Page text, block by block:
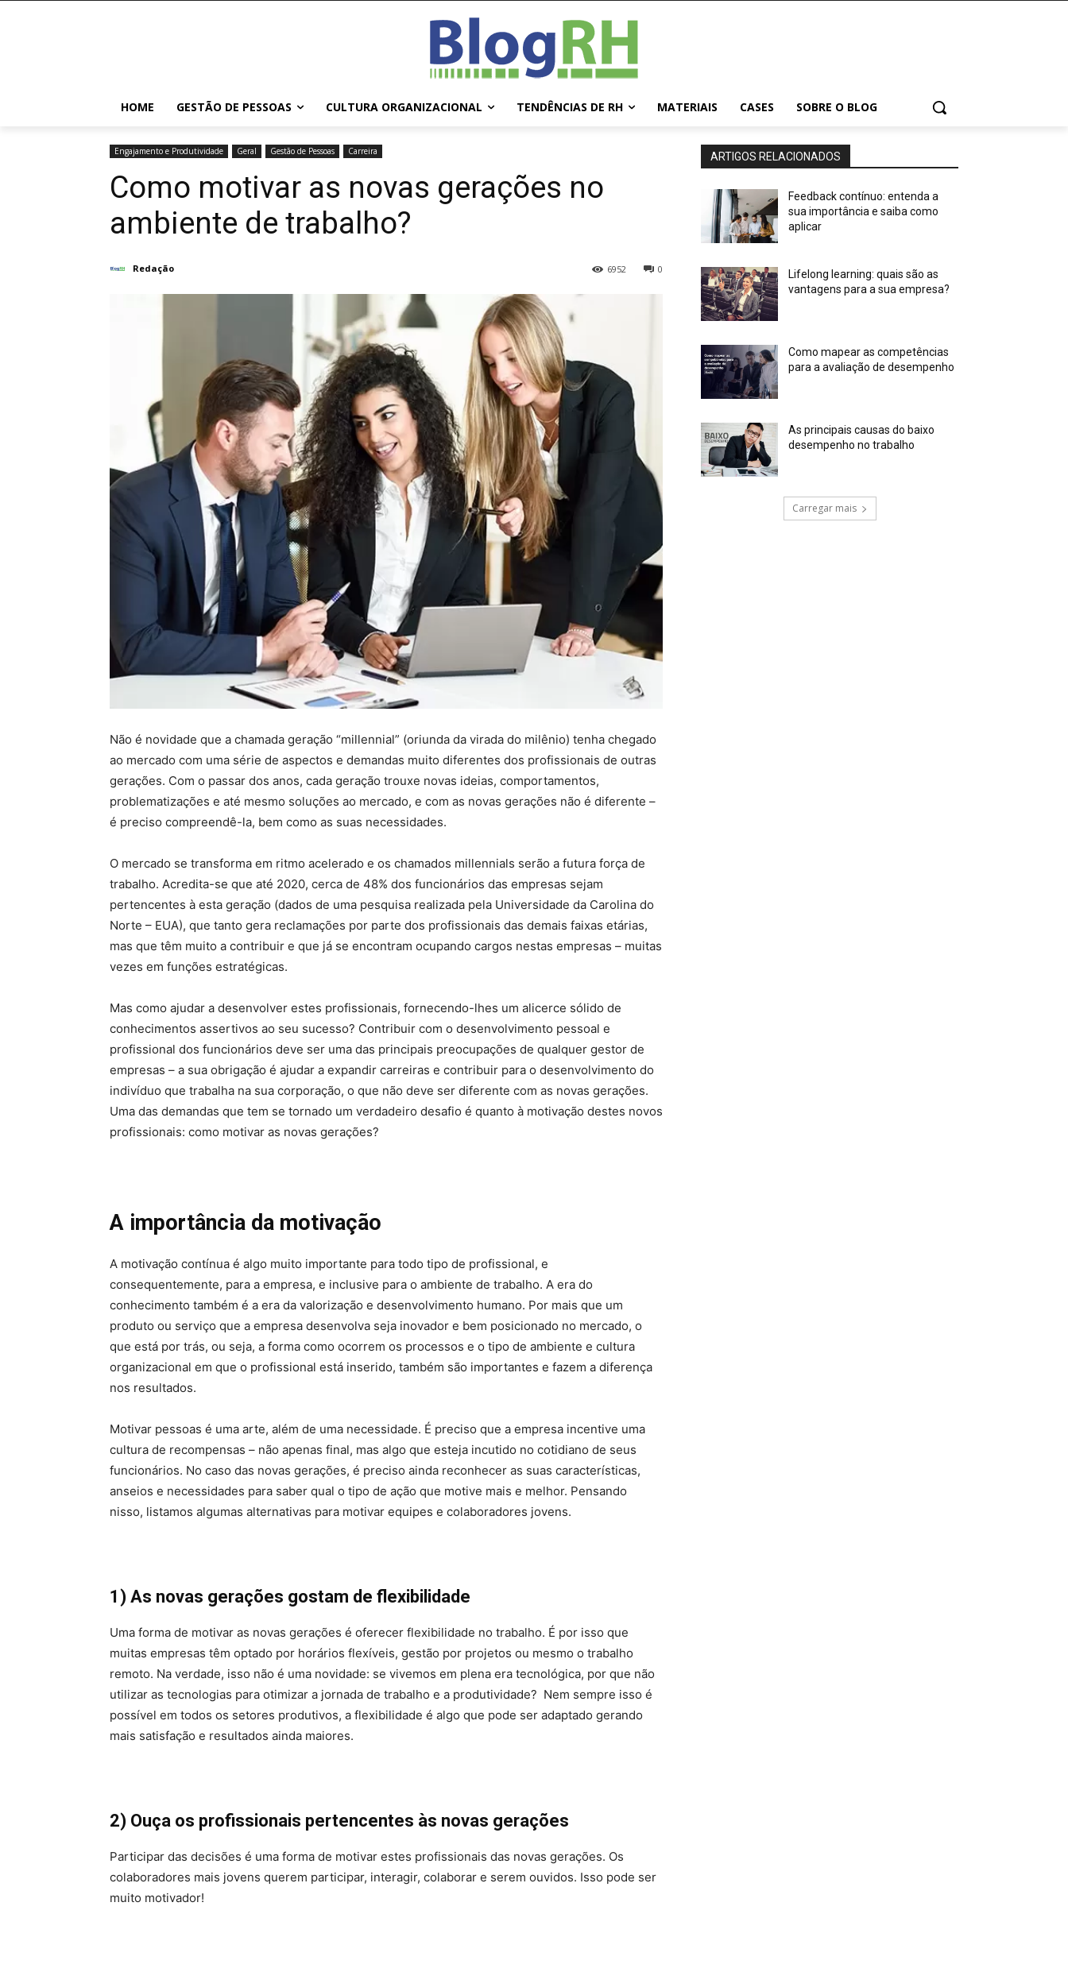
HOME GESTÃO DE PESSOAS CULTURA ORGANIZACIONAL TENDÊNCIAS DE RH MATERIAIS CASES SOBRE O BLOG
Engajamento e Produtividade Geral Gestão de Pessoas Carreira
Como motivar as novas gerações no
ambiente de trabalho?
Redação 0
6952
Não é novidade que a chamada geração “millennial” (oriunda da virada do milênio) tenha chegado
ao mercado com uma série de aspectos e demandas muito diferentes dos profissionais de outras
gerações. Com o passar dos anos, cada geração trouxe novas ideias, comportamentos,
problematizações e até mesmo soluções ao mercado, e com as novas gerações não é diferente –
é preciso compreendê-la, bem como as suas necessidades.
O mercado se transforma em ritmo acelerado e os chamados millennials serão a futura força de
trabalho. Acredita-se que até 2020, cerca de 48% dos funcionários das empresas sejam
pertencentes à esta geração (dados de uma pesquisa realizada pela Universidade da Carolina do
Norte – EUA), que tanto gera reclamações por parte dos profissionais das demais faixas etárias,
mas que têm muito a contribuir e que já se encontram ocupando cargos nestas empresas – muitas
vezes em funções estratégicas.
Mas como ajudar a desenvolver estes profissionais, fornecendo-lhes um alicerce sólido de
conhecimentos assertivos ao seu sucesso? Contribuir com o desenvolvimento pessoal e
profissional dos funcionários deve ser uma das principais preocupações de qualquer gestor de
empresas – a sua obrigação é ajudar a expandir carreiras e contribuir para o desenvolvimento do
indivíduo que trabalha na sua corporação, o que não deve ser diferente com as novas gerações.
Uma das demandas que tem se tornado um verdadeiro desafio é quanto à motivação destes novos
profissionais: como motivar as novas gerações?
A importância da motivação
A motivação contínua é algo muito importante para todo tipo de profissional, e
consequentemente, para a empresa, e inclusive para o ambiente de trabalho. A era do
conhecimento também é a era da valorização e desenvolvimento humano. Por mais que um
produto ou serviço que a empresa desenvolva seja inovador e bem posicionado no mercado, o
que está por trás, ou seja, a forma como ocorrem os processos e o tipo de ambiente e cultura
organizacional em que o profissional está inserido, também são importantes e fazem a diferença
nos resultados.
Motivar pessoas é uma arte, além de uma necessidade. É preciso que a empresa incentive uma
cultura de recompensas – não apenas final, mas algo que esteja incutido no cotidiano de seus
funcionários. No caso das novas gerações, é preciso ainda reconhecer as suas características,
anseios e necessidades para saber qual o tipo de ação que motive mais e melhor. Pensando
nisso, listamos algumas alternativas para motivar equipes e colaboradores jovens.
1) As novas gerações gostam de flexibilidade
Uma forma de motivar as novas gerações é oferecer flexibilidade no trabalho. É por isso que
muitas empresas têm optado por horários flexíveis, gestão por projetos ou mesmo o trabalho
remoto. Na verdade, isso não é uma novidade: se vivemos em plena era tecnológica, por que não
utilizar as tecnologias para otimizar a jornada de trabalho e a produtividade? Nem sempre isso é
possível em todos os setores produtivos, a flexibilidade é algo que pode ser adaptado gerando
mais satisfação e resultados ainda maiores.
2) Ouça os profissionais pertencentes às novas gerações
Participar das decisões é uma forma de motivar estes profissionais das novas gerações. Os
colaboradores mais jovens querem participar, interagir, colaborar e serem ouvidos. Isso pode ser
muito motivador!
ARTIGOS RELACIONADOS
Feedback contínuo: entenda a
sua importância e saiba como
aplicar
Lifelong learning: quais são as
vantagens para a sua empresa?
Como mapear as competências
para a avaliação de desempenho
As principais causas do baixo
desempenho no trabalho
Carregar mais